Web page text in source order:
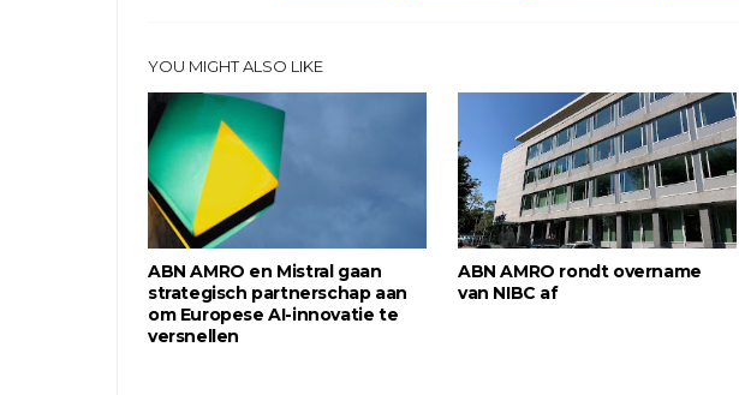
YOU MIGHT ALSO LIKE
ABN AMRO en Mistral gaan
strategisch partnerschap aan
om Europese AI-innovatie te
versnellen
ABN AMRO rondt overname
van NIBC af